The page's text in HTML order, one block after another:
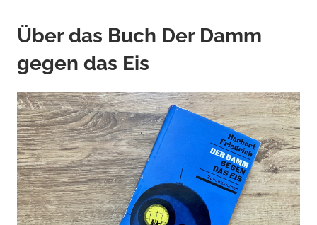
Über das Buch Der Damm
gegen das Eis